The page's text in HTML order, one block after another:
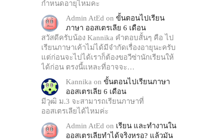
กำหนดอายุไหมคะ
Admin AtEd on ขั้นตอนไปเรียน
ภาษา ออสเตรเลีย 6 เดือน
สวัสดีครับน้อง Kannika คำตอบสั้นๆ คือ ไป
เรียนภาษาเค้าไม่ได้มีจำกัดเรื่องอายุนะครับ
แต่ก่อนจะไปได้เราก็ต้องขอวีซ่านักเรียนให้
ได้ก่อน ตรงนี้แหละที่อาจจะ…
Kannika on ขั้นตอนไปเรียนภาษา
ออสเตรเลีย 6 เดือน
มีวุฒิ ม.3 จะสามารถเรียนภาษาที่
ออสเตรเลียได้ไหมค่ะ
Admin AtEd on เรียน และทำงานใน
ออสเตรเลียทำได้จริงหรอ? แล้วมัน